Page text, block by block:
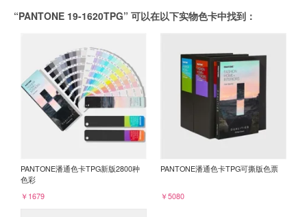
“PANTONE 19-1620TPG” 可以在以下实物色卡中找到：
PANTONE潘通色卡TPG新版2800种
色彩
￥1679
PANTONE潘通色卡TPG可撕版色票
￥5080